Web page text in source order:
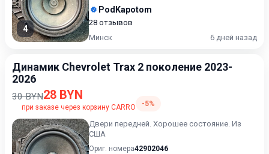
4
PodKapotom
28 отзывов
Минск
6 дней назад
Динамик Chevrolet Trax 2 поколение 2023-
2026
30 BYN28 BYN
при заказе через корзину CARRO -5%
Двери передней. Хорошее состояние. Из
США
Ориг. номера42902046